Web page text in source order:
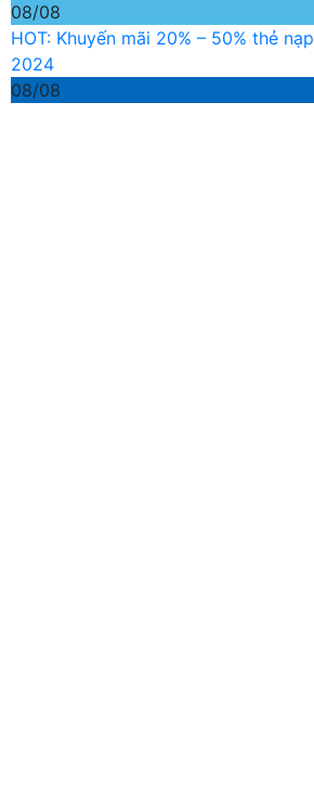
08/08
HOT: Khuyến mãi 20% – 50% thẻ
2024
08/08